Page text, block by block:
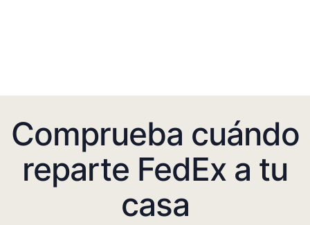
Comprueba cuándo
reparte FedEx a tu
casa